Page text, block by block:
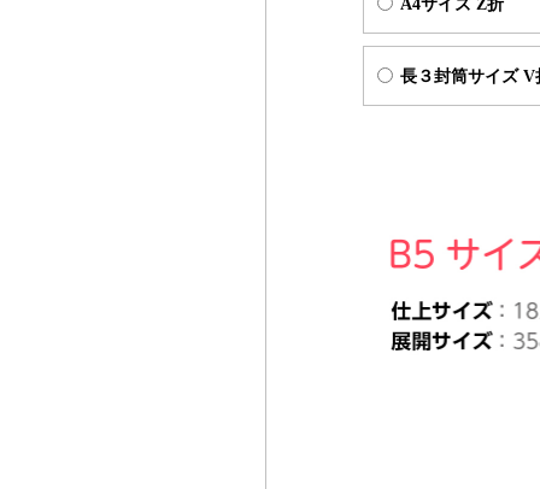
A4サイズ Z折
長３封筒サイズ V